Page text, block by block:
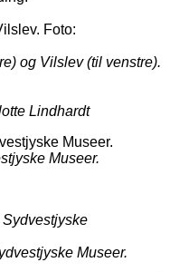
og Vilslev (til venstre).
Lindhardt
Museer.
Museer.